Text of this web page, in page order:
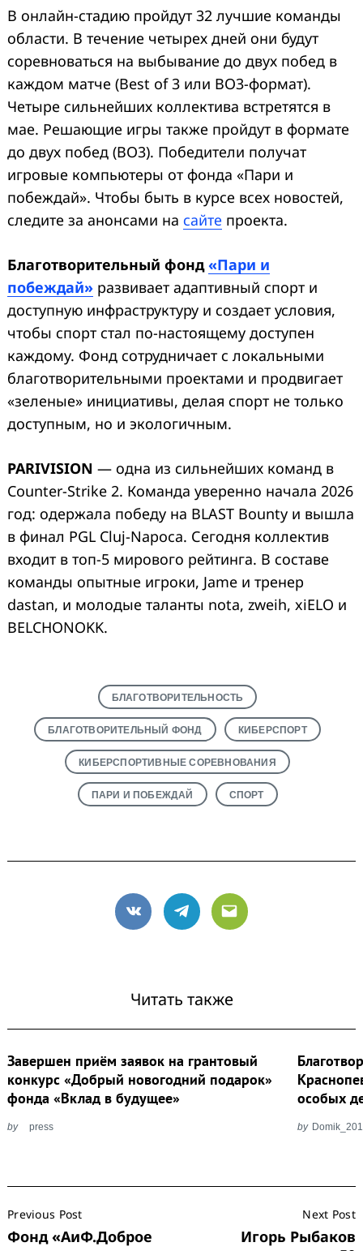
В онлайн-стадию пройдут 32 лучшие команды
области. В течение четырех дней они будут
соревноваться на выбывание до двух побед в
каждом матче (Best of 3 или BO3-формат).
Четыре сильнейших коллектива встретятся в
мае. Решающие игры также пройдут в формате
до двух побед (BO3). Победители получат
игровые компьютеры от фонда «Пари и
побеждай». Чтобы быть в курсе всех новостей,
следите за анонсами на сайте проекта.
Благотворительный фонд«Пари и
побеждай» развивает адаптивный спорт и
доступную инфраструктуру и создает условия,
чтобы спорт стал по-настоящему доступен
каждому. Фонд сотрудничает с локальными
благотворительными проектами и продвигает
«зеленые» инициативы, делая спорт не только
доступным, но и экологичным.
PARIVISION — одна из сильнейших команд в
Counter-Strike 2. Команда уверенно начала 2026
год: одержала победу на BLAST Bounty и вышла
в финал PGL Cluj-Napoca. Сегодня коллектив
входит в топ-5 мирового рейтинга. В составе
команды опытные игроки, Jame и тренер
dastan, и молодые таланты nota, zweih, xiELO и
BELCHONOKK.
БЛАГОТВОРИТЕЛЬНОСТЬ
БЛАГОТВОРИТЕЛЬНЫЙ ФОНД КИБЕРСПОРТ
КИБЕРСПОРТИВНЫЕ СОРЕВНОВАНИЯ
ПАРИ И ПОБЕЖДАЙ СПОРТ
VK Telegram
Email
Читать также
Завершен приём заявок на грантовый
конкурс «Добрый новогодний подарок»
фонда «Вклад в будущее»
by press
особых
by
Navigation
Previous Post
Фонд «АиФ.Доброе
Next Post
Игорь Рыбаков